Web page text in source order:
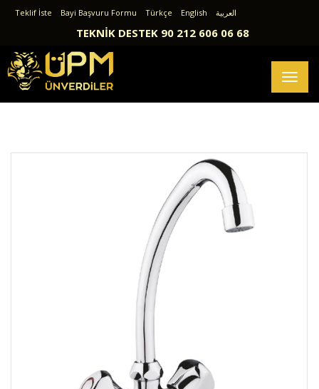
Teklif İste Bayi Başvuru Formu Türkçe English العربية
TEKNİK DESTEK 90 212 606 06 68